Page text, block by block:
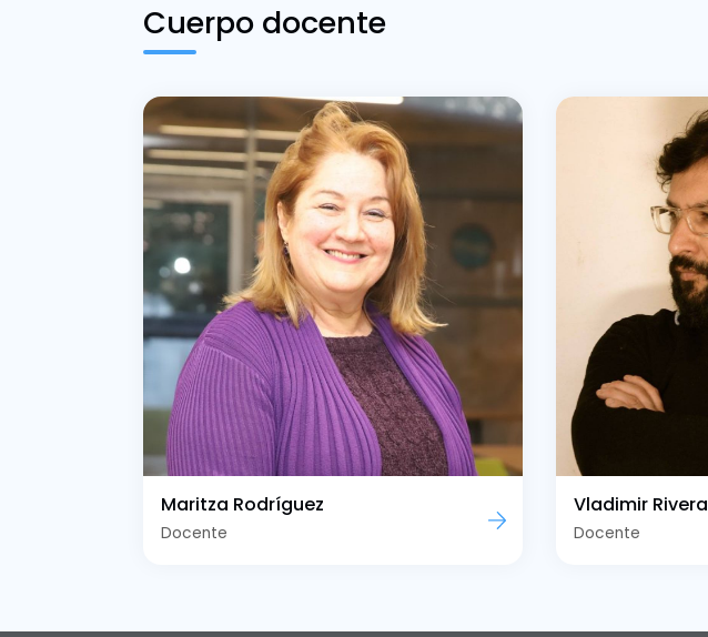
Cuerpo docente
Maritza Rodríguez
Docente
Vladimir Rivera
Docente